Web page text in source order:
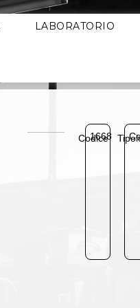
LABORATORIO
Codice
1668